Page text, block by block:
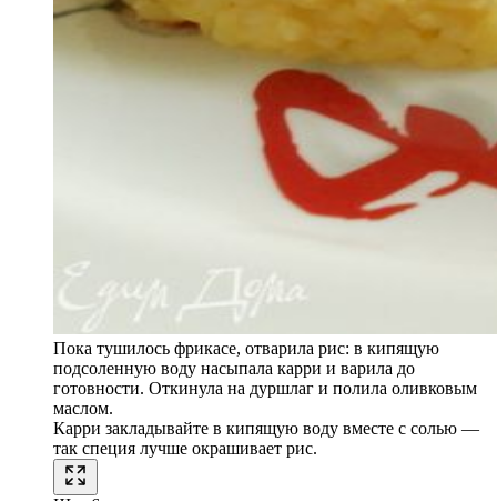
Пока тушилось фрикасе, отварила рис: в кипящую
подсоленную воду насыпала карри и варила до
готовности. Откинула на дуршлаг и полила оливковым
маслом.
Карри закладывайте в кипящую воду вместе с солью —
так специя лучше окрашивает рис.